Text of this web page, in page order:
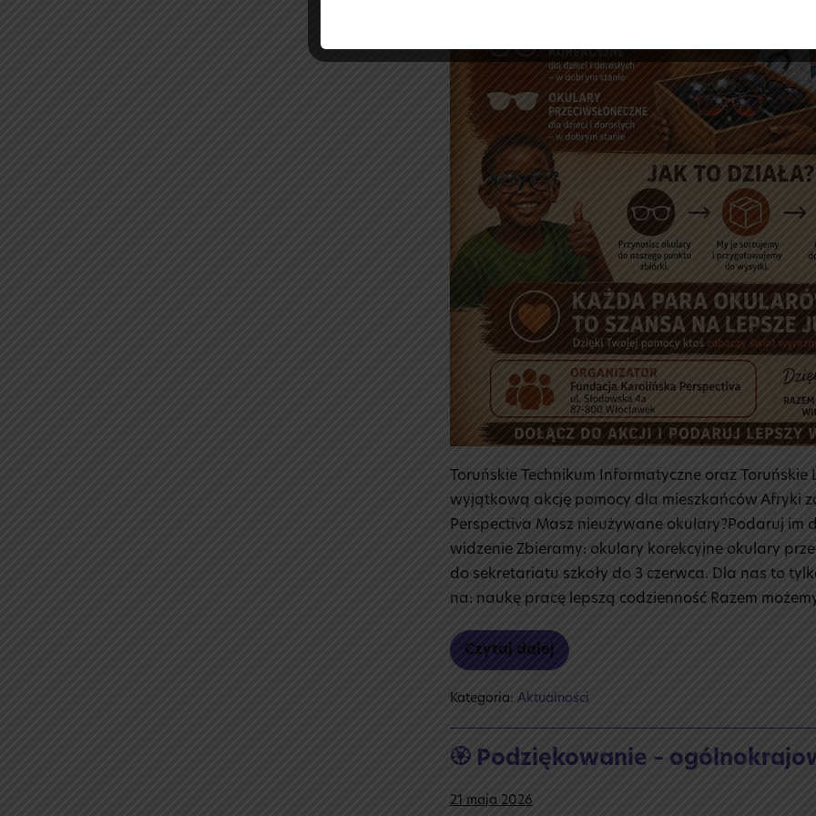
Toruńskie Technikum Informatyczne oraz
wyjątkową akcję pomocy dla mieszkańców Afryki
Perspectiva Masz nieużywane okulary?Podaruj im
widzenie Zbieramy: okulary korekcyjne okulary
do sekretariatu szkoły do 3 czerwca. Dla nas to
na: naukę pracę lepszą codzienność Razem
Czytaj dalej
🌍
Akcja
DLA
👓
Kategoria: Aktualności
🏵️ Podziękowanie –
21 maja 2026